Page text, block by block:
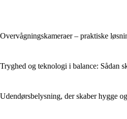
Overvågningskameraer – praktiske
Tryghed og teknologi i balance: Sådan
Udendørsbelysning, der skaber hygge